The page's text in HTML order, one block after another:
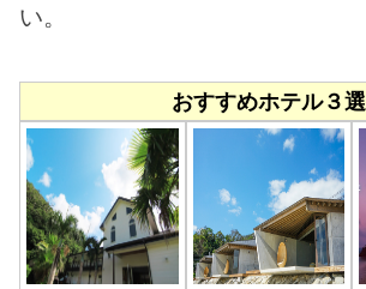
い。
おすすめホテル３選